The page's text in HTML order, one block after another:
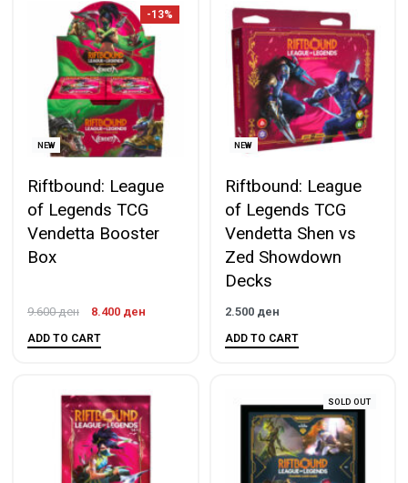
-13%
NEW
Riftbound: League
of Legends TCG
Vendetta Booster
Box
9.600ден 8.400 ден
ADD TO CART
NEW
Riftbound: League
of Legends TCG
Vendetta Shen vs
Zed Showdown
Decks
2.500 ден
ADD TO CART
SOLD OUT